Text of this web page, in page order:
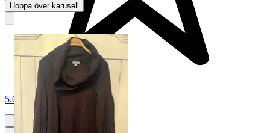
5.0
Hoppa över karusell